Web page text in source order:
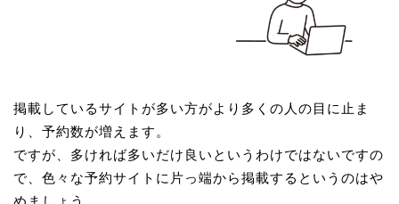
掲載しているサイトが多い方がより多くの人の目に止ま
り、予約数が増えます。
ですが、多ければ多いだけ良いというわけではないですの
で、色々な予約サイトに片っ端から掲載するというのはや
めましょう。